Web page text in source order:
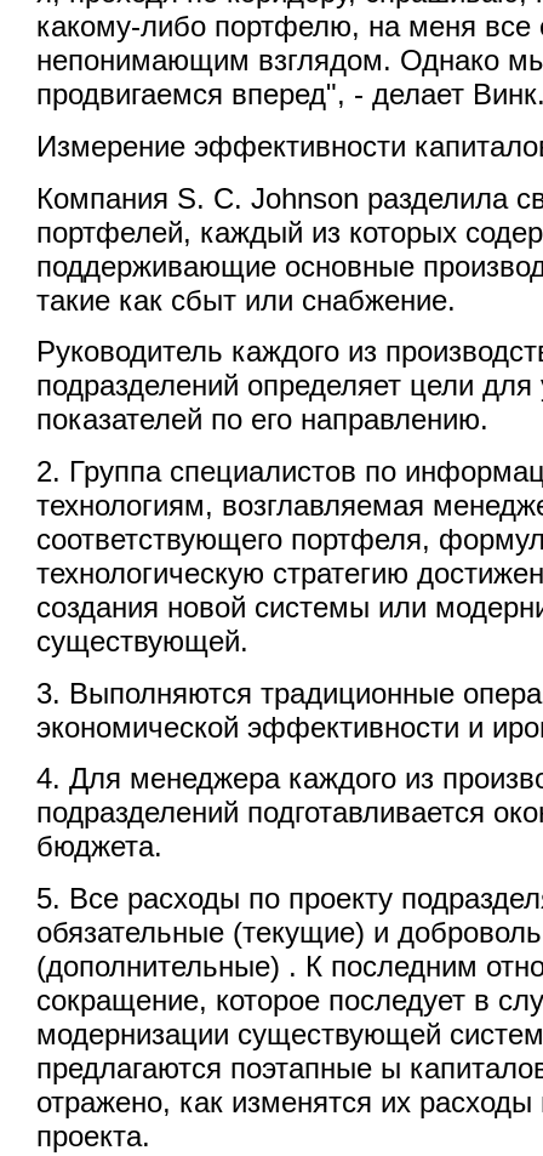
какому-либо портфелю, на меня все
непонимающим взглядом. Однако
продвигаемся вперед", - делает
Измерение эффективности
Компания S. C. Johnson разделила
портфелей, каждый из которых
поддерживающие основные
такие как сбыт или снабжение.
Руководитель каждого из
подразделений определяет цели
показателей по его направлению.
2. Группа специалистов по
технологиям, возглавляемая
соответствующего портфеля,
технологическую стратегию
создания новой системы или
существующей.
3. Выполняются традиционные
экономической эффективности и
4. Для менеджера каждого из
подразделений подготавливается
бюджета.
5. Все расходы по проекту
обязательные (текущие) и
(дополнительные) . К последним
сокращение, которое последует в
модернизации существующей
предлагаются поэтапные ы
отражено, как изменятся их
проекта.